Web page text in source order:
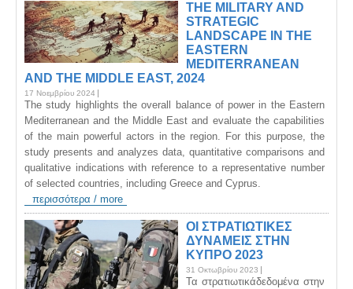
THE MILITARY AND
STRATEGIC
LANDSCAPE IN THE
EASTERN
MEDITERRANEAN
AND THE MIDDLE EAST, 2024
17 Νοεμβρίου 2024
The study highlights the overall balance of power in the Eastern
Mediterranean and the Middle East and evaluate the capabilities
of the main powerful actors in the region. For this purpose, the
study presents and analyzes data, quantitative comparisons and
qualitative indications with reference to a representative number
of selected countries, including Greece and Cyprus.
περισσότερα / more
ΟΙ ΣΤΡΑΤΙΩΤΙΚΕΣ
ΔΥΝΑΜΕΙΣ ΣΤΗΝ
ΚΥΠΡΟ 2023
31 Οκτωβρίου 2023
Τα στρατιωτικάδεδομένα στην